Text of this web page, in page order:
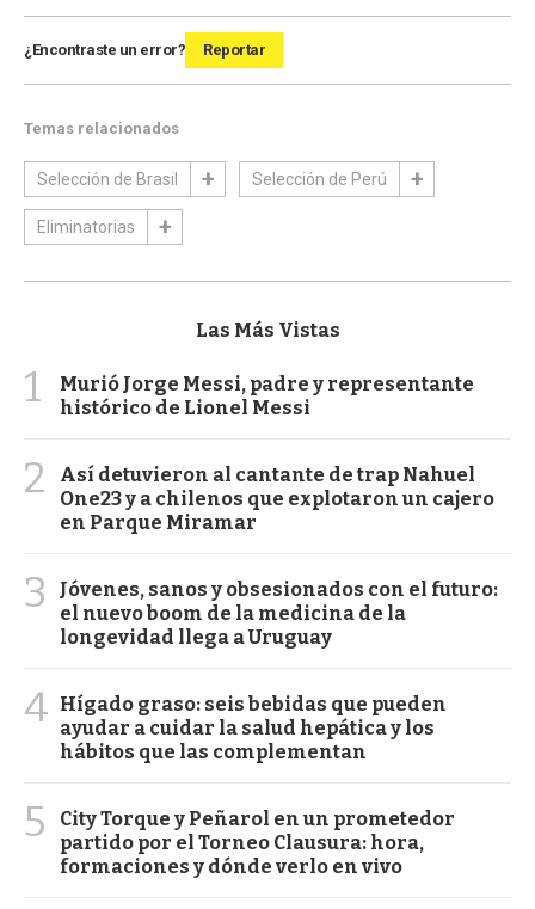
¿Encontraste un error? Reportar
Temas relacionados
Selección de Brasil Selección de Perú
Eliminatorias
Las Más Vistas
1
Murió Jorge Messi, padre y representante
histórico de Lionel Messi
2
Así detuvieron al cantante de trap Nahuel
One23 y a chilenos que explotaron un cajero
en Parque Miramar
3
Jóvenes, sanos y obsesionados con el futuro:
el nuevo boom de la medicina de la
longevidad llega a Uruguay
4 Hígado graso: seis bebidas que pueden
ayudar a cuidar la salud hepática y los
hábitos que las complementan
5
City Torque y Peñarol en un prometedor
partido por el Torneo Clausura: hora,
formaciones y dónde verlo en vivo